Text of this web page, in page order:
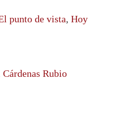
punto de vista, Hoy
Rubio